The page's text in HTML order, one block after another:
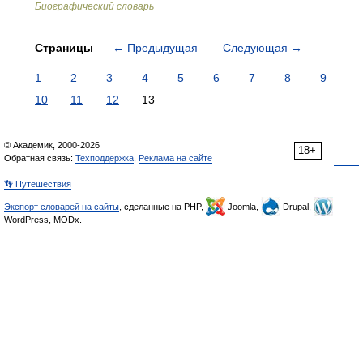
Биографический словарь
Страницы ← Предыдущая Следующая →
1 2 3 4 5 6 7 8
9
10
11 12 13
18+
© Академик, 2000-2026
Обратная связь: Техподдержка Реклама на сайте
👣 Путешествия
Экспорт словарей на сайты , сделанные на PHP, Joomla,
Drupal,
WordPress, MODx.